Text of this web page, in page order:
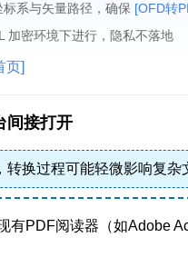
系与矢量路径，确保 [OFD转
加密环境下进行，隐私不落地
页]
间接打开
转换过程可能轻微影响复杂
有PDF阅读器（如Adobe